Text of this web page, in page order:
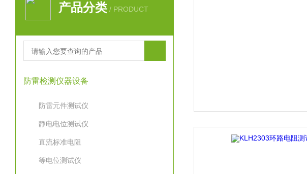
产品分类 / PRODUCT
防雷检测仪器设备
防雷元件测试仪
静电电位测试仪
直流标准电阻
等电位测试仪